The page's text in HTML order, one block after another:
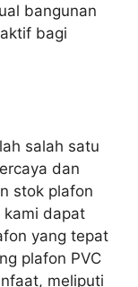
bangunan
bagi
salah satu
dan
stok plafon
kami dapat
yang tepat
plafon PVC
meliputi